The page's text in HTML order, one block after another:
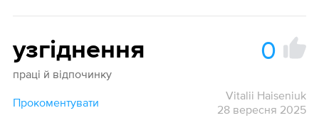
узгіднення 0
праці й відпочинку
Прокоментувати
Vitalii Haiseniuk
28 вересня 2025